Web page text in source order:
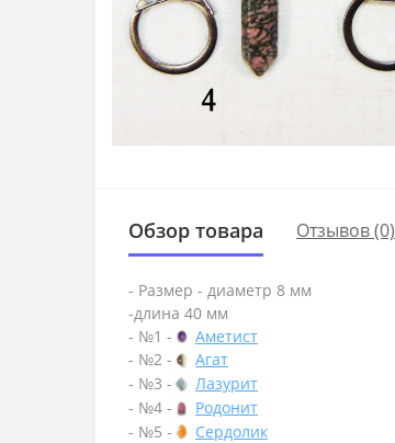
Обзор товара Отзывов (0)
- Размер - диаметр 8 мм
-длина 40 мм
- №1 -
Аметист
- №2 -
Агат
- №3 -
Лазурит
- №4 -
Родонит
- №5 -
Сердолик